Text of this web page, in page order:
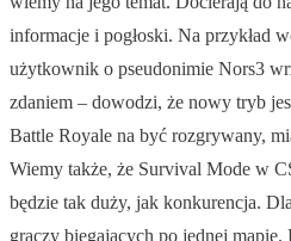
informacje i pogłoski. Na przykład
użytkownik o pseudonimie Nors3
zdaniem – dowodzi, że nowy tryb
Battle Royale na być rozgrywany,
Wiemy także, że Survival Mode w
będzie tak duży, jak konkurencja.
graczy biegających po jednej